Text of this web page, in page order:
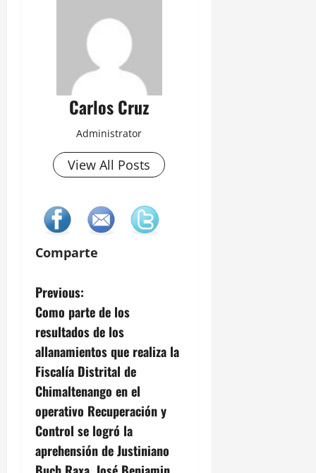
Carlos Cruz
Administrator
View All Posts
Comparte
P
o
s
t
n
a
Previous:
Como parte de los
resultados de los
allanamientos que realiza la
Fiscalía Distrital de
Chimaltenango en el
operativo Recuperación y
Control se logró la
aprehensión de Justiniano